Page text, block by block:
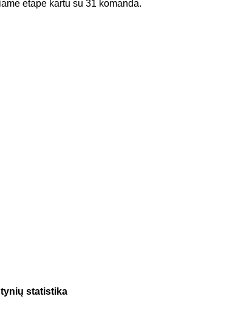
etape kartu su 31 komanda.
statistika